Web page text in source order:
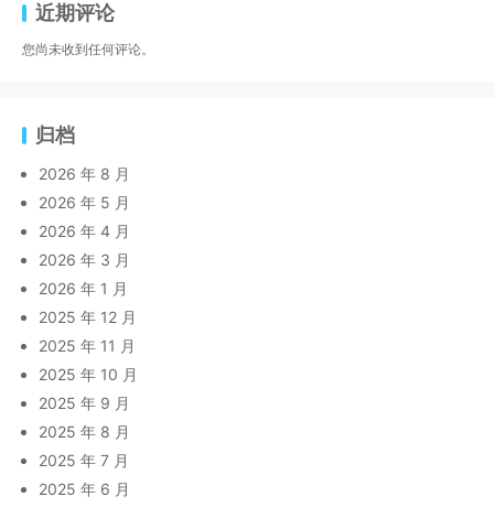
近期评论
您尚未收到任何评论。
归档
2026 年 8 月
2026 年 5 月
2026 年 4 月
2026 年 3 月
2026 年 1 月
2025 年 12 月
2025 年 11 月
2025 年 10 月
2025 年 9 月
2025 年 8 月
2025 年 7 月
2025 年 6 月